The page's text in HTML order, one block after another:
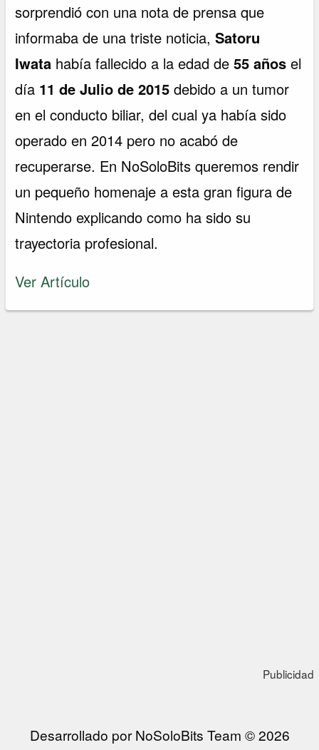
sorprendió con una nota de prensa que
informaba de una triste noticia,Satoru
Iwata había fallecido a la edad de55 años el
día 11 de Julio de 2015 debido a un tumor
en el conducto biliar, del cual ya había sido
operado en 2014 pero no acabó de
recuperarse. En NoSoloBits queremos rendir
un pequeño homenaje a esta gran figura de
Nintendo explicando como ha sido su
trayectoria profesional.
Ver Artículo
Publicidad
Desarrollado por NoSoloBits Team © 2026